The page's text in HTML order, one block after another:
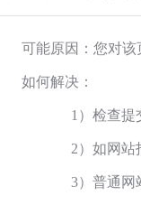
可能原因：您对
如何解决：
1）检查提
2）如网站
3）普通网